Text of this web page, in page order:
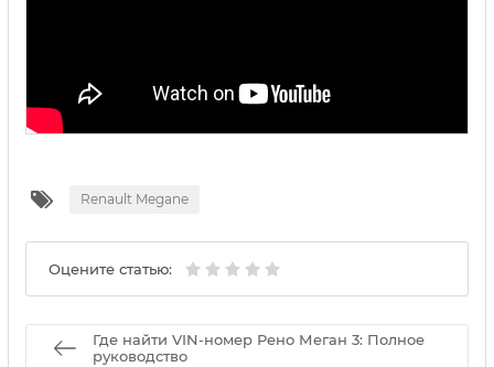
Renault Megane
Оцените статью:
Где найти VIN-номер Рено Меган 3: Полное
руководство